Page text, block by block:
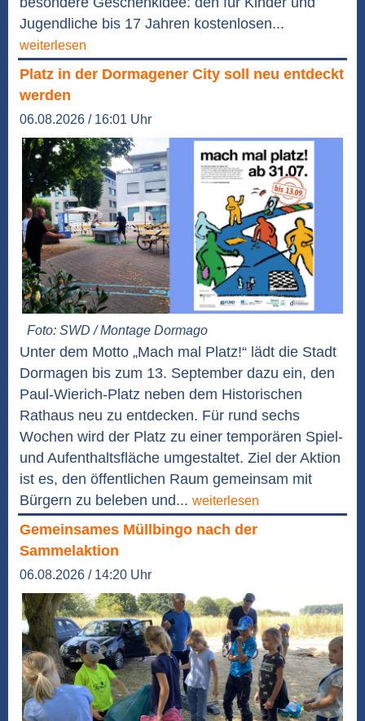
Jugendliche bis 17 Jahren kostenlosen...
weiterlesen
Platz in der Dormagener City soll neu entdeckt
werden
06.08.2026 / 16:01 Uhr
Foto: SWD / Montage Dormago
Unter dem Motto „Mach mal Platz!“ lädt die Stadt
Dormagen bis zum 13. September dazu ein, den
Paul-Wierich-Platz neben dem Historischen
Rathaus neu zu entdecken. Für rund sechs
Wochen wird der Platz zu einer temporären Spiel-
und Aufenthaltsfläche umgestaltet. Ziel der Aktion
ist es, den öffentlichen Raum gemeinsam mit
Bürgern zu beleben und... weiterlesen
Gemeinsames Müllbingo nach der
Sammelaktion
06.08.2026 / 14:20 Uhr